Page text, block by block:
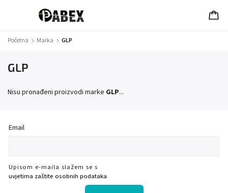
Početna / Marka / GLP
GLP
Nisu pronađeni proizvodi marke GLP...
Email
Upisom e-maila slažem se s
uvjetima zaštite osobnih podataka